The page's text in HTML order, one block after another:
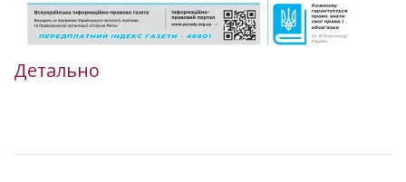
Детально